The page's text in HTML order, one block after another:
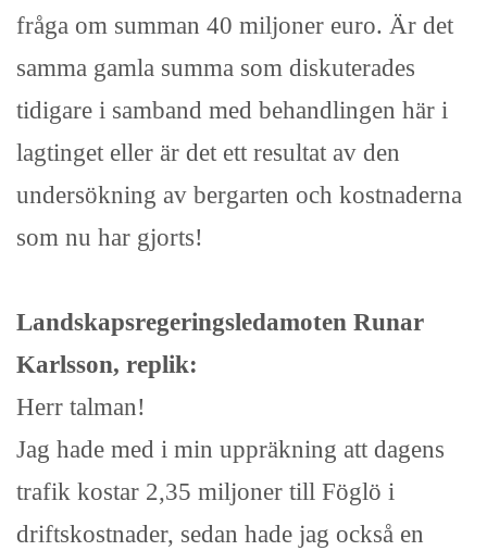
fråga om summan 40 miljoner euro. Är det
samma gamla summa som diskuterades
tidigare i samband med behandlingen här i
lagtinget eller är det ett resultat av den
undersökning av bergarten och kostnaderna
som nu har gjorts!
Landskapsregeringsledamoten Runar
Karlsson, replik:
Herr talman!
Jag hade med i min uppräkning att dagens
trafik kostar 2,35 miljoner till Föglö i
driftskostnader, sedan hade jag också en